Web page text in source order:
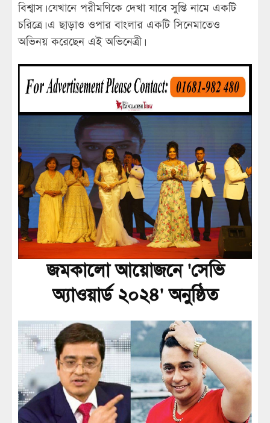
বিশ্বাস। যেখানে পরীমণিকে দেখা যাবে সুপ্তি নামে একটি
চরিত্রে। এ ছাড়াও ওপার বাংলার একটি সিনেমাতেও
অভিনয় করেছেন এই অভিনেত্রী।
জমকালো আয়োজনে 'সেভি
অ্যাওয়ার্ড ২০২৪' অনুষ্ঠিত